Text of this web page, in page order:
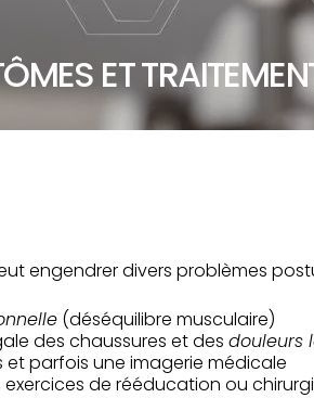
ET
engendrer divers problèmes
(déséquilibre musculaire)
des chaussures et des douleurs
et parfois une imagerie médicale
exercices de rééducation ou